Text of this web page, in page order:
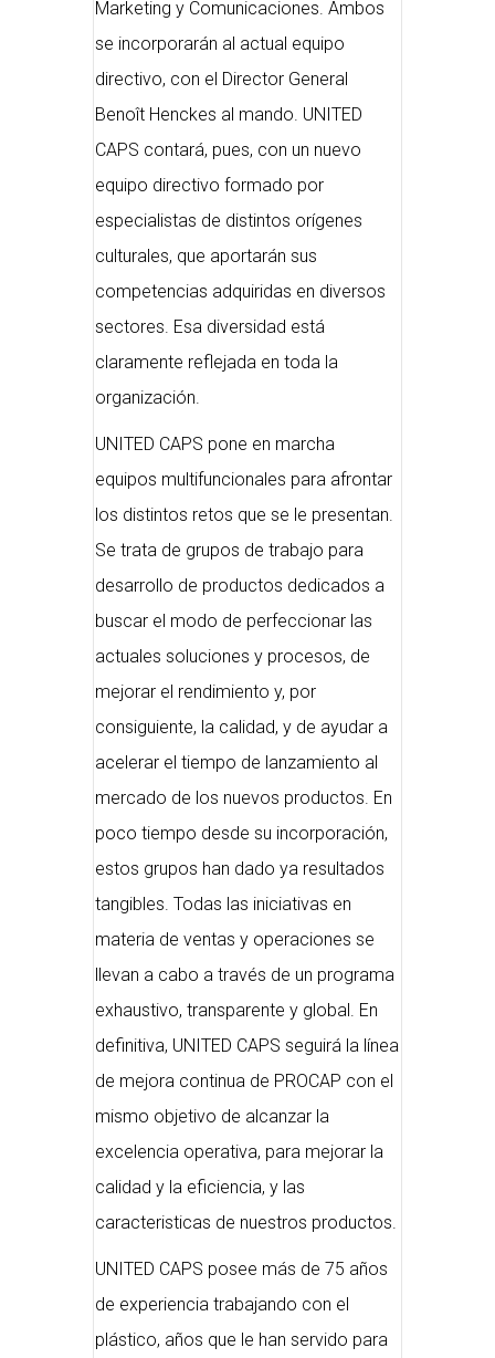
Marketing y Comunicaciones. Ambos
se incorporarán al actual equipo
directivo, con el Director General
Benoît Henckes al mando. UNITED
CAPS contará, pues, con un nuevo
equipo directivo formado por
especialistas de distintos orígenes
culturales, que aportarán sus
competencias adquiridas en diversos
sectores. Esa diversidad está
claramente reflejada en toda la
organización.
UNITED CAPS pone en marcha
equipos multifuncionales para afrontar
los distintos retos que se le presentan.
Se trata de grupos de trabajo para
desarrollo de productos dedicados a
buscar el modo de perfeccionar las
actuales soluciones y procesos, de
mejorar el rendimiento y, por
consiguiente, la calidad, y de ayudar a
acelerar el tiempo de lanzamiento al
mercado de los nuevos productos. En
poco tiempo desde su incorporación,
estos grupos han dado ya resultados
tangibles. Todas las iniciativas en
materia de ventas y operaciones se
llevan a cabo a través de un programa
exhaustivo, transparente y global. En
definitiva, UNITED CAPS seguirá la línea
de mejora continua de PROCAP con el
mismo objetivo de alcanzar la
excelencia operativa, para mejorar la
calidad y la eficiencia, y las
caracteristicas de nuestros productos.
UNITED CAPS posee más de 75 años
de experiencia trabajando con el
plástico, años que le han servido para